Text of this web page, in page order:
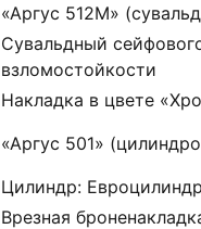
«Аргус 512М»
Сувальдный
взломостойкости
Накладка в цвете
«Аргус 501»
Цилиндр:
Врезная